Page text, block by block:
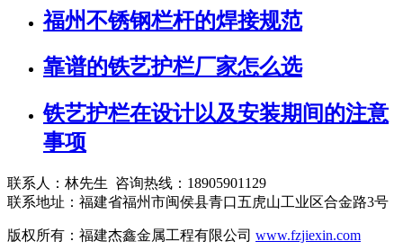
福州不锈钢栏杆的焊接规范
靠谱的铁艺护栏厂家怎么选
铁艺护栏在设计以及安装期间的注意
事项
联系人：林先生 咨询热线：18905901129
联系地址：福建省福州市闽侯县青口五虎山工业区合金路3号
版权所有：福建杰鑫金属工程有限公司 www.fzjiexin.com